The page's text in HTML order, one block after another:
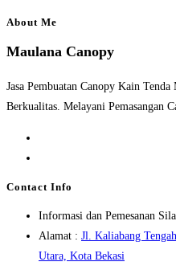
About Me
Maulana Canopy
Jasa Pembuatan Canopy Kain
Berkualitas. Melayani Pemasangan
tab
new
tab
Contact Info
Informasi dan Pemesanan
Alamat : Jl. Kaliabang
Utara, Kota Bekasi